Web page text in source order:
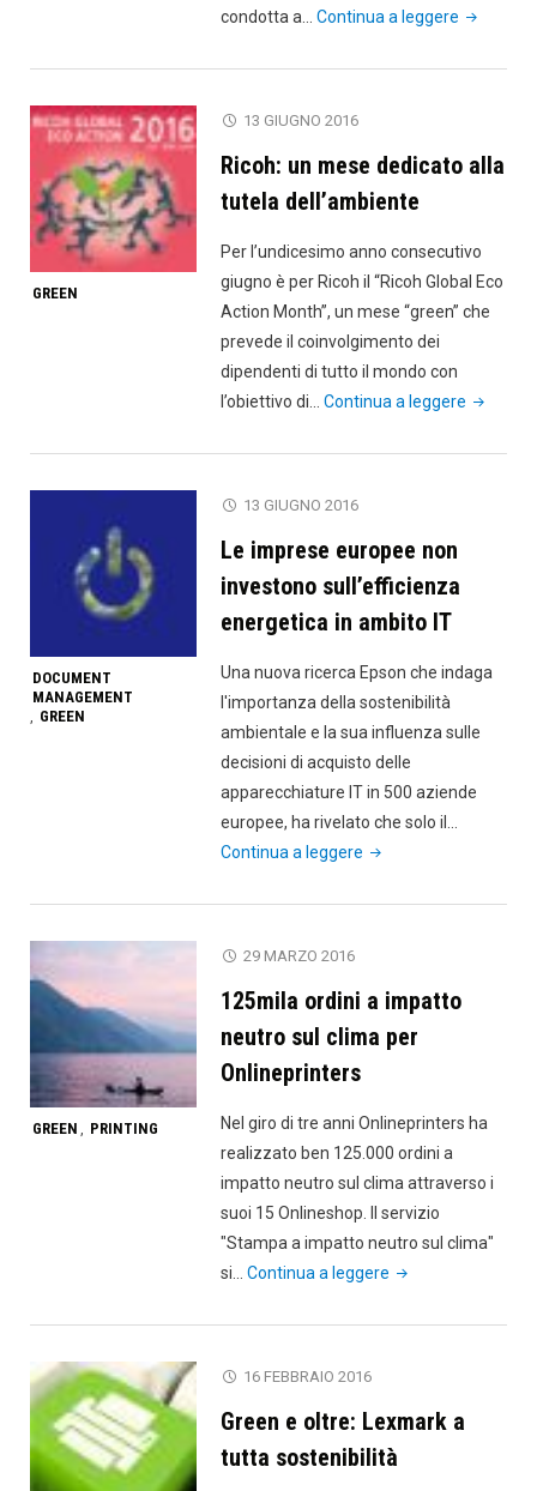
condotta a…Continua a leggere
i
nuova
GREEN
13 GIUGNO 2016
Ricoh: un mese dedicato alla
tutela dell’ambiente
Per l’undicesimo anno consecutivo
giugno è per Ricoh il “Ricoh Global Eco
Action Month”, un mese “green” che
prevede il coinvolgimento dei
dipendenti di tutto il mondo con
l’obiettivo di…Continua a leggere "Ricoh:
mese
DOCUMENT
MANAGEMENT
, GREEN
13 GIUGNO 2016
Le imprese europee non
investono sull’efficienza
energetica in ambito IT
Una nuova ricerca Epson che indaga
l'importanza della sostenibilità
ambientale e la sua influenza sulle
decisioni di acquisto delle
apparecchiature IT in 500 aziende
europee, ha rivelato che solo il…
Continua a leggere "Le
europee
sull’efficienza
energetica
IT"
GREEN , PRINTING
29 MARZO 2016
125mila ordini a impatto
neutro sul clima per
Onlineprinters
Nel giro di tre anni Onlineprinters ha
realizzato ben 125.000 ordini a
impatto neutro sul clima attraverso i
suoi 15 Onlineshop. Il servizio
"Stampa a impatto neutro sul clima"
si…Continua a leggere "125mila
a
sul
clima
16 FEBBRAIO 2016
Green e oltre: Lexmark a
tutta sostenibilità